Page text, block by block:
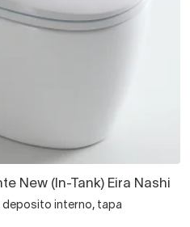
New (In-Tank) Eira Nashi
deposito interno, tapa